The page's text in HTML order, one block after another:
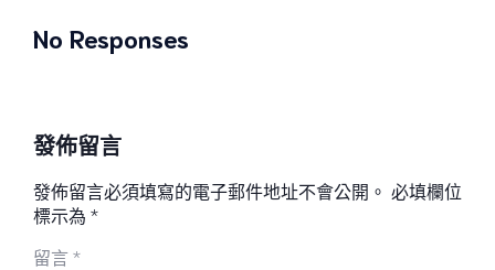
No Responses
發佈留言
發佈留言必須填寫的電子郵件地址不會公開。 必填欄位
標示為 *
留言 *